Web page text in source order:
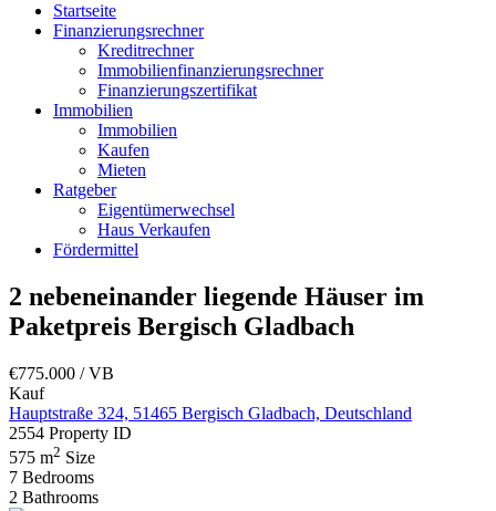
Startseite
Finanzierungsrechner
Kreditrechner
Immobilienfinanzierungsrechner
Finanzierungszertifikat
Immobilien
Immobilien
Kaufen
Mieten
Ratgeber
Eigentümerwechsel
Haus Verkaufen
Fördermittel
2 nebeneinander liegende Häuser im
Paketpreis Bergisch Gladbach
€775.000 / VB
Kauf
Hauptstraße 324, 51465 Bergisch Gladbach, Deutschland
2554 Property ID
575 m2 Size
7 Bedrooms
2 Bathrooms